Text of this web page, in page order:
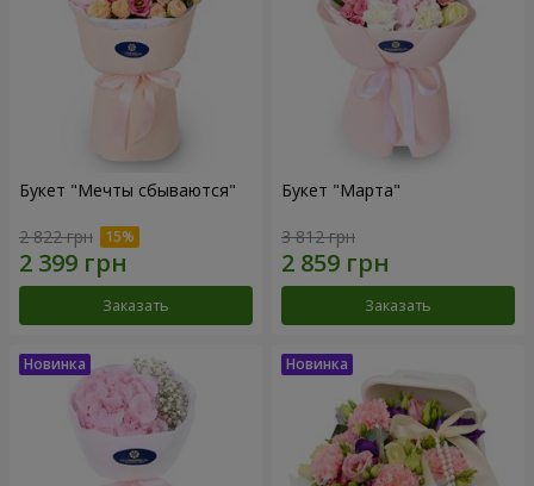
Букет "Мечты сбываются"
2 822 грн
Заказать
Букет "Марта"
3 812 грн
Заказать